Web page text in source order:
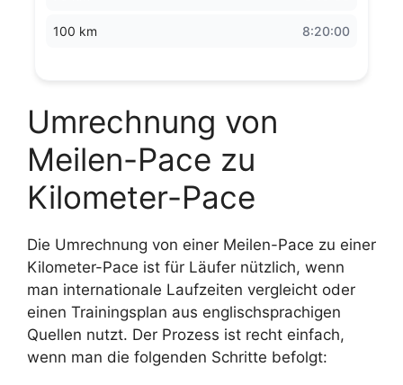
100 km 8:20:00
Umrechnung von
Meilen-Pace zu
Kilometer-Pace
Die Umrechnung von einer Meilen-Pace zu einer
Kilometer-Pace ist für Läufer nützlich, wenn
man internationale Laufzeiten vergleicht oder
einen Trainingsplan aus englischsprachigen
Quellen nutzt. Der Prozess ist recht einfach,
wenn man die folgenden Schritte befolgt: